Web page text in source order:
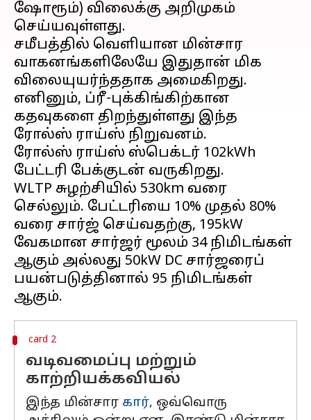
ஷோரூம்) விலைக்கு அறிமுகம்
செய்யவுள்ளது.
சமீபத்தில் வெளியான மின்சார
வாகனங்களிலேயே இதுதான் மிக
விலையுயர்ந்ததாக அமைகிறது.
எனினும், ப்ரீ-புக்கிங்கிற்கான
கதவுகளை திறந்துள்ளது இந்த
ரோல்ஸ் ராய்ஸ் நிறுவனம்.
ரோல்ஸ் ராய்ஸ் ஸ்பெக்டர் 102kWh
பேட்டரி பேக்குடன் வருகிறது.
WLTP சுழற்சியில் 530km வரை
செல்லும். பேட்டரியை 10% முதல் 80%
வரை சார்ஜ் செய்வதற்கு, 195kW
வேகமான சார்ஜர் மூலம் 34 நிமிடங்கள்
ஆகும் அல்லது 50kW DC சார்ஜரைப்
பயன்படுத்தினால் 95 நிமிடங்கள்
card 2
வடிவமைப்பு மற்றும்
காற்றியக்கவியல்
இந்த மின்சார கார், ஒவ்வொரு